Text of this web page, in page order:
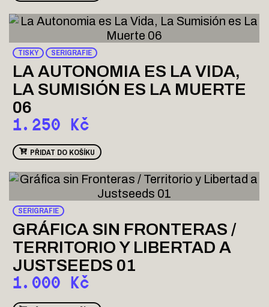
TISKY SERIGRAFIE
LA AUTONOMIA ES LA VIDA,
LA SUMISIÓN ES LA MUERTE
06
1.250 Kč
PŘIDAT DO KOŠÍKU
SERIGRAFIE
GRÁFICA SIN FRONTERAS /
TERRITORIO Y LIBERTAD A
JUSTSEEDS 01
1.000 Kč